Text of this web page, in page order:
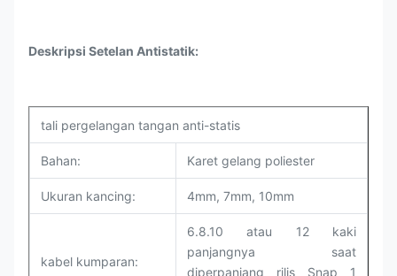
Deskripsi Setelan Antistatik:
tali pergelangan tangan anti-statis
Bahan: Karet gelang poliester
Ukuran kancing: 4mm, 7mm, 10mm
kabel kumparan:
6.8.10 atau 12 kaki
panjangnya saat
diperpanjang rilis Snap 1